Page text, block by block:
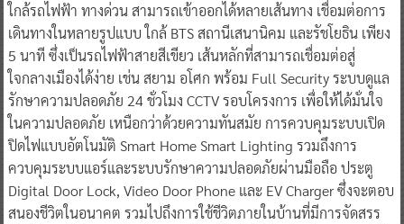
ใกล้รถไฟฟ้า ทางด่วน สามารถเข้าออกได้หลายเส้นทาง เชื่อมต่อการ
เดินทางในหลายรูปแบบ ใกล้ BTS สถานีเสนานิคม และรัชโยธิน เพียง
5 นาที ซึ่งเป็นรถไฟฟ้าสายสีเขียว เส้นหลักที่สามารถเชื่อมต่อสู่
ใจกลางเมืองได้ง่าย เช่น สยาม อโศก พร้อม Full Security ระบบดูแล
รักษาความปลอดภัย 24 ชั่วโมง CCTV รอบโครงการ เพื่อให้ได้มั่นใจ
ในความปลอดภัย เหนือกว่าด้วยความทันสมัย การควบคุมระบบเปิด
ปิดไฟแบบอัตโนมัติ Smart Home Smart Lighting รวมถึงการ
ควบคุมระบบแอร์และระบบรักษาความปลอดภัยผ่านมือถือ ประตู
Digital Door Lock, Video Door Phone และ EV Charger ซึ่งจะตอบ
สนองชีวิตในอนาคต รวมไปถึงการใช้ชีวิตภายในบ้านที่มีการจัดสรร